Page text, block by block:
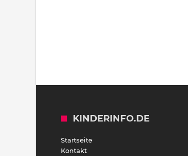
KINDERINFO.DE
Startseite
Kontakt